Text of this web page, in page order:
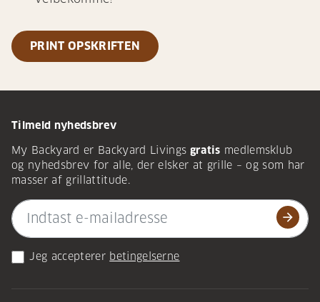
PRINT OPSKRIFTEN
Tilmeld nyhedsbrev
My Backyard er Backyard Livings gratis medlemsklub
og nyhedsbrev for alle, der elsker at grille – og som har
masser af grillattitude.
arrow_forward
Jeg accepterer betingelserne